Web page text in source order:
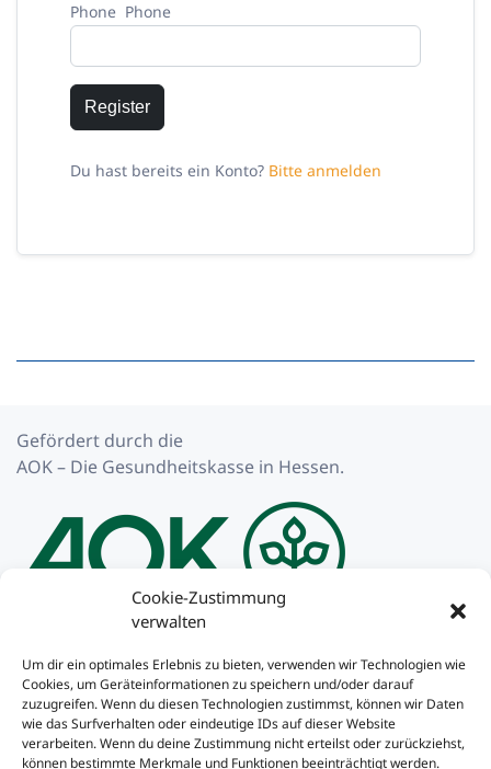
Cookie-Zustimmung
verwalten
Um dir ein optimales Erlebnis zu bieten, verwenden wir Technologien wie
Cookies, um Geräteinformationen zu speichern und/oder darauf
zuzugreifen. Wenn du diesen Technologien zustimmst, können wir Daten
wie das Surfverhalten oder eindeutige IDs auf dieser Website
verarbeiten. Wenn du deine Zustimmung nicht erteilst oder zurückziehst,
können bestimmte Merkmale und Funktionen beeinträchtigt werden.
Phone Phone
Register
Du hast bereits ein Konto? Bitte anmelden
Gefördert durch die
AOK – Die Gesundheitskasse in Hessen.
Impressum
Datenschutzerklärung
Cookie-Richtlinie